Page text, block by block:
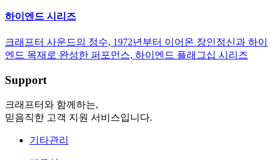
하이엔드 시리즈
크래프터 사운드의 정수, 1972년부터 이어온 장인정신과 하이
엔드 목재로 완성한 퍼포먼스, 하이엔드 플래그십 시리즈
Support
크래프터와 함께하는,
믿음직한 고객 지원 서비스입니다.
기타관리